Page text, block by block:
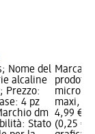
Nome del
alcaline
Prezzo:
4 pz
dm
Stato
Marca:
micro
maxi,
4,99 €;
(0,25 € /